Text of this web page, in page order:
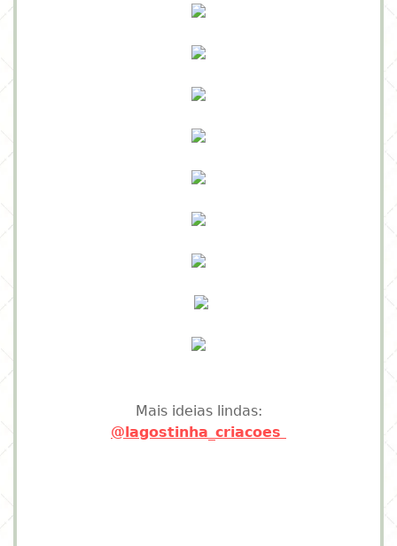
Mais ideias lindas:
@lagostinha_criacoes